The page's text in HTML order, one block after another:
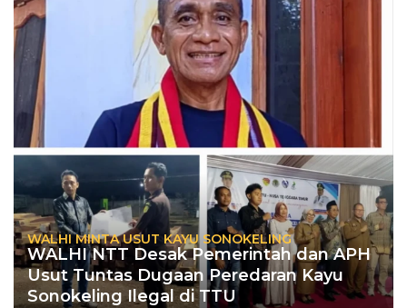
WALHI MINTA USUT KAYU SONOKELING
WALHI NTT Desak Pemerintah dan APH
Usut Tuntas Dugaan Peredaran Kayu
Sonokeling Ilegal di TTU